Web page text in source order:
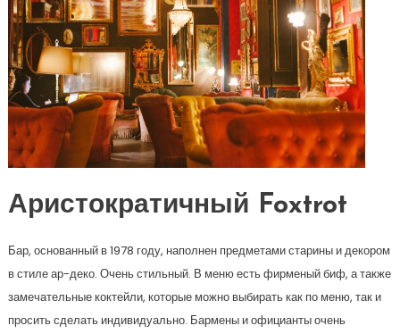
Аристократичный Foxtrot
Бар, основанный в 1978 году, наполнен предметами старины и декором
в стиле ар-деко. Очень стильный. В меню есть фирменый биф, а также
замечательные коктейли, которые можно выбирать как по меню, так и
просить сделать индивидуально. Бармены и официанты очень